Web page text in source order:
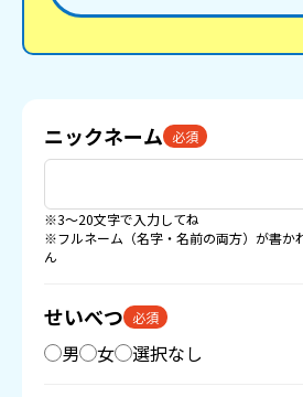
ニックネーム 必須
※3〜20文字で入力してね
※フルネーム（名字・名前の両方）が書か
ん
せいべつ 必須
男 女 選択なし